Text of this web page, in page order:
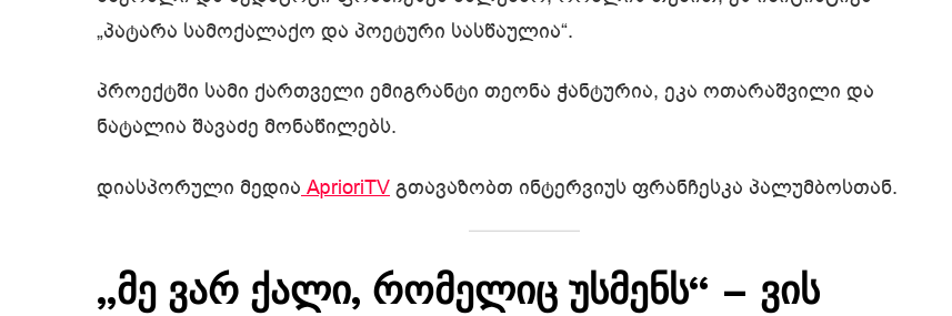
„პატარა სამოქალაქო და პოეტური სასწაულია“.
პროექტში სამი ქართველი ემიგრანტი თეონა ჭანტურია, ეკა ოთარაშვილი და
ნატალია შავაძე მონაწილებს.
დიასპორული მედია AprioriTV გთავაზობთ ინტერვიუს ფრანჩესკა პალუმბოსთან.
„მე ვარ ქალი, რომელიც უსმენს“ – ვის